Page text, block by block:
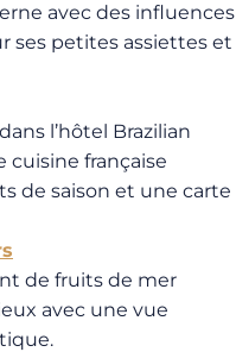
avec des influences
ses petites assiettes et
l’hôtel Brazilian
cuisine française
de saison et une carte
de fruits de mer
avec une vue